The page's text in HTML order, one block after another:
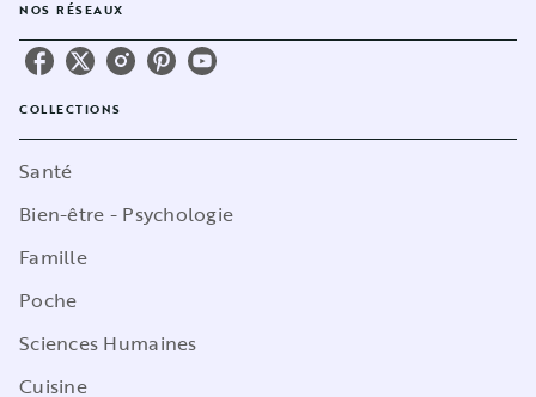
NOS RÉSEAUX
COLLECTIONS
Santé
Bien-être - Psychologie
Famille
Poche
Sciences Humaines
Cuisine